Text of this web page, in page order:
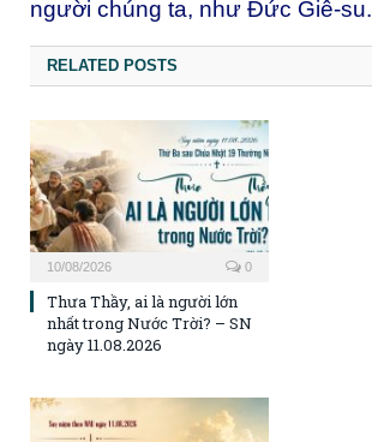
người chúng ta, như Đức Giê-su.
RELATED POSTS
10/08/2026 0
Thưa Thầy, ai là người lớn
nhất trong Nước Trời? – SN
ngày 11.08.2026